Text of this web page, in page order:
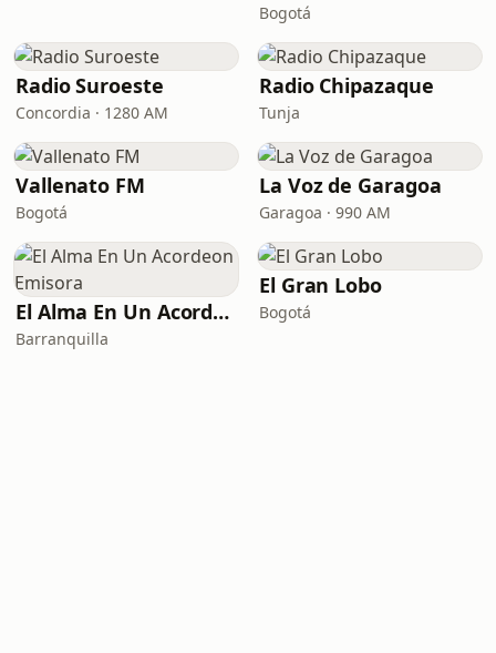
Bogotá
Radio Suroeste
Concordia · 1280 AM
Radio Chipazaque
Tunja
Vallenato FM
Bogotá
La Voz de Garagoa
Garagoa · 990 AM
El Alma En Un Acordeon Emisora
Barranquilla
El Gran Lobo
Bogotá